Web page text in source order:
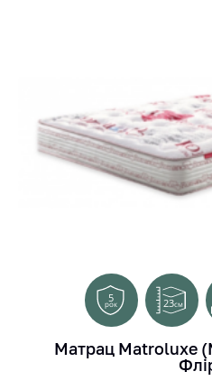
5
рок 23см
Матрац Matroluxe